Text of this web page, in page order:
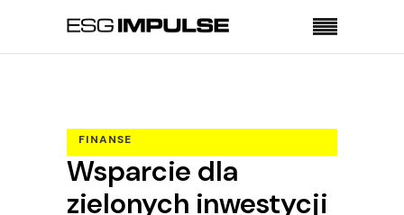
FINANSE
GOSPODARKA OBIEGU ZAMKNIĘTEGO
REGULACJE
Wsparcie dla
zielonych inwestycji